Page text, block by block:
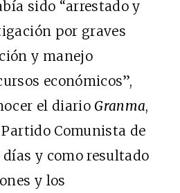
sido “arrestado y
por graves
y manejo
económicos”,
el diarioGranma,
Comunista de
días y como resultado
y los